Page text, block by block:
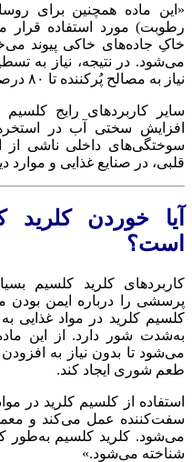
«این ماده همچنین برای
رطوبت) مورد استفاده قرار
خاکِ جاده‌های خاکی پیوند
نیاز به مصالح پُرکننده تا ۸۰ درصد کاهش می‌یابد.
سایر کاربردهای رایج کلسیم
افزایش سختی آب در
سوختگی‌های داخلی ناشی از
قلبی، در صنایع غذایی و موارد
آیا خوردن کلرید
است؟
کاربردهای کلرید کلسیم
پرسشی را درباره ایمن بودن
کلسیم کلرید در مواد غذایی
به‌شدت شور دارد. از این ماده
می‌شود تا بدون نیاز به
طعم شوری ایجاد کند.
استفاده از کلسیم کلرید در
سفت‌کننده عمل می‌کند و
شناخته می‌شود.»